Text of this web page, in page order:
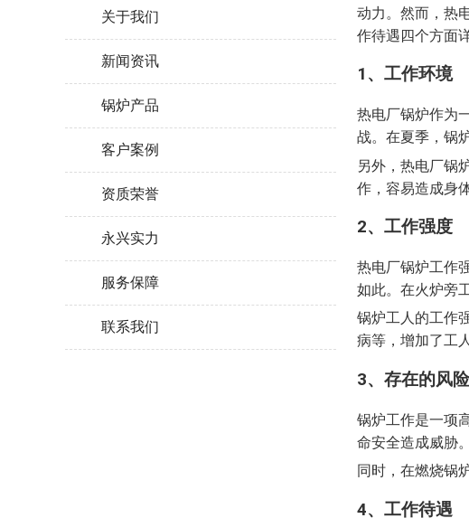
关于我们
新闻资讯
锅炉产品
客户案例
资质荣誉
永兴实力
服务保障
联系我们
动力。然而，热
作待遇四个方面
1、工作环境
热电厂锅炉作为
战。在夏季，锅
另外，热电厂锅
作，容易造成身
2、工作强度
热电厂锅炉工作
如此。在火炉旁
锅炉工人的工作
病等，增加了工
3、存在的风
锅炉工作是一项
命安全造成威胁
同时，在燃烧锅
4、工作待遇